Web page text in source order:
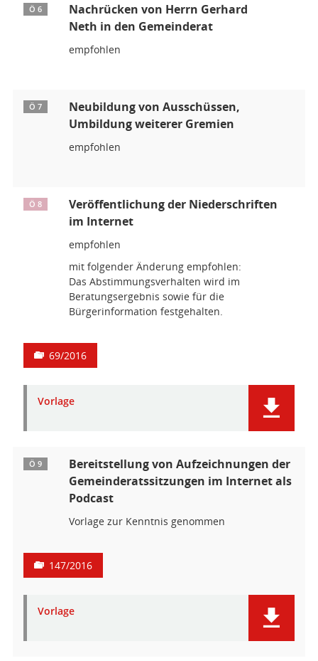
Ö 6
Nachrücken von Herrn Gerhard
Neth in den Gemeinderat
empfohlen
Ö 7
Neubildung von Ausschüssen,
Umbildung weiterer Gremien
empfohlen
Ö 8
Veröffentlichung der Niederschriften
im Internet
empfohlen
mit folgender Änderung empfohlen:
Das Abstimmungsverhalten wird im
Beratungsergebnis sowie für die
Bürgerinformation festgehalten.
69/2016
Vorlage
Ö 9
Bereitstellung von Aufzeichnungen der
Gemeinderatssitzungen im Internet als
Podcast
Vorlage zur Kenntnis genommen
147/2016
Vorlage